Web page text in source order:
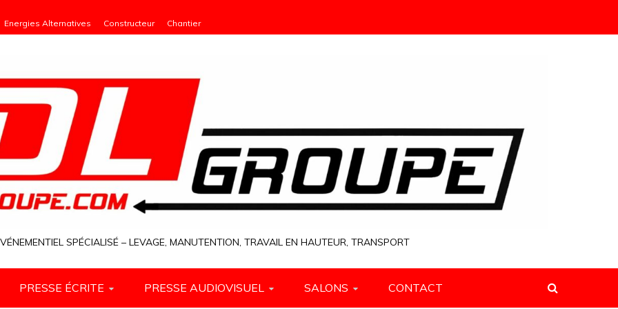
Energies Alternatives Constructeur Chantier
SPÉCIALISÉ – LEVAGE, MANUTENTION, TRAVAIL EN HAUTEUR, TRANSPORT
PRESSE ÉCRITE PRESSE AUDIOVISUEL SALONS CONTACT